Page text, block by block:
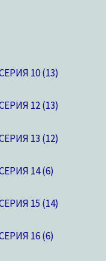
10 13
12 13
13 12
14 6
15 14
16 6